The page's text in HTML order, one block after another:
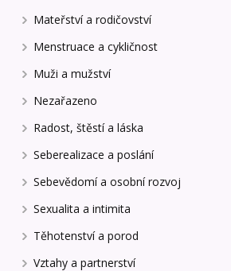
Mateřství a rodičovství
Menstruace a cykličnost
Muži a mužství
Nezařazeno
Radost, štěstí a láska
Seberealizace a poslání
Sebevědomí a osobní rozvoj
Sexualita a intimita
Těhotenství a porod
Vztahy a partnerství